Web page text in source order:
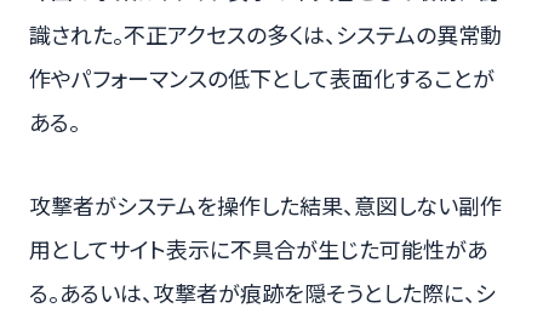
識された。不正アクセスの多くは、システムの異常動
作やパフォーマンスの低下として表面化することが
ある。
攻撃者がシステムを操作した結果、意図しない副作
用としてサイト表示に不具合が生じた可能性があ
る。あるいは、攻撃者が痕跡を隠そうとした際に、シ